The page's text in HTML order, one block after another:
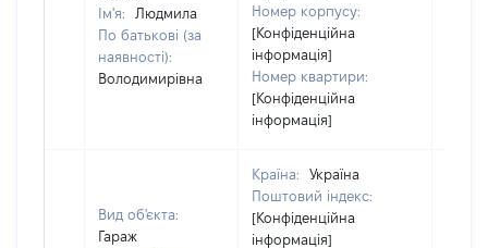
Ім'я:
Людмила
По батькові (за
наявності):
Володимирівна
Номер корпусу:
[Конфіденційна
інформація]
Номер квартири:
[Конфіденційна
інформація]
Вид об'єкта:
Гараж
Країна:
Україна
Поштовий індекс:
[Конфіденційна
інформація]